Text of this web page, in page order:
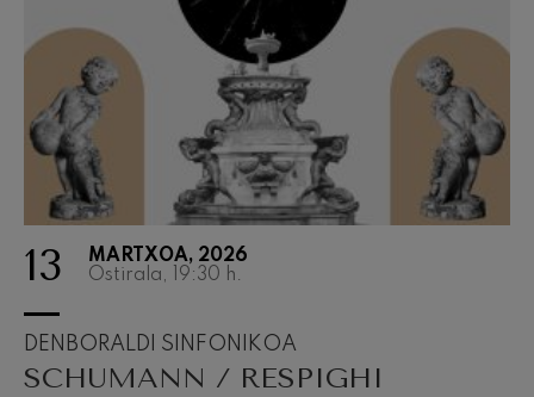
2026-06
13
MARTXOA, 2026
Ostirala, 19:30 h.
DENBORALDI SINFONIKOA
SCHUMANN / RESPIGHI
J. C. Arriaga: Los esclavos
felices. Obertura
J. C. Arriaga
Joseph Haydn: 83. Sinfonia
Joseph Haydn
El cant dels ocells
Herrikoia / Pau Casals
Franz Schmidt: 4. Sinfonia
Franz Schmidt
Franz Schubert: Gaueko
Antonin Dvorak: 6. Sinfonia
Antonin Dvorak
Johannes Brahms: Pianorako